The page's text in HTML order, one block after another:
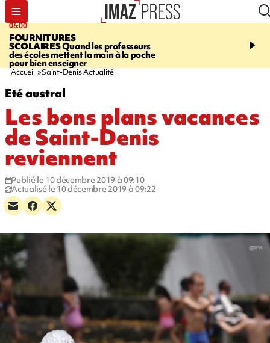
06:00
FOURNITURES
SCOLAIRESQuand les professeurs
des écoles mettent la main à la poche
pour bien enseigner
08:37
La flamme
Accueil Saint-Denis Actualité
Eté austral
Les bons plans vacances
de Saint-Denis
reviennent
Publié le 10 décembre 2019 à 09:10
Actualisé le 10 décembre 2019 à 09:22